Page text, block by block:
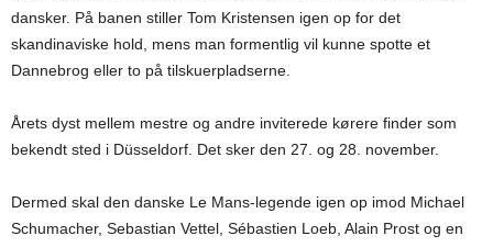
dansker. På banen stiller Tom Kristensen igen op for det
skandinaviske hold, mens man formentlig vil kunne spotte et
Dannebrog eller to på tilskuerpladserne.
Årets dyst mellem mestre og andre inviterede kørere finder som
bekendt sted i Düsseldorf. Det sker den 27. og 28. november.
Dermed skal den danske Le Mans-legende igen op imod Michael
Schumacher, Sebastian Vettel, Sébastien Loeb, Alain Prost og en